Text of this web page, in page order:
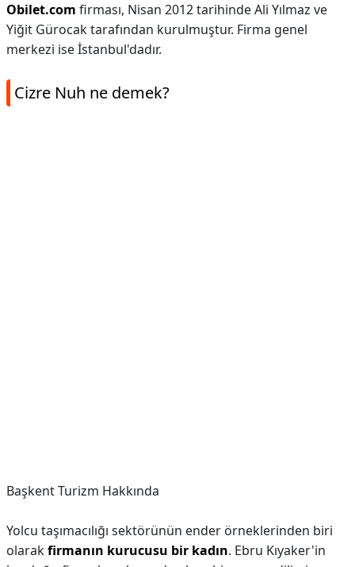
Obilet.com firması, Nisan 2012 tarihinde Ali Yılmaz ve
Yiğit Gürocak tarafından kurulmuştur. Firma genel
merkezi ise İstanbul'dadır.
Cizre Nuh ne demek?
Başkent Turizm Hakkında
Yolcu taşımacılığı sektörünün ender örneklerinden biri
olarakfirmanın kurucusu bir kadın. Ebru Kıyaker'in